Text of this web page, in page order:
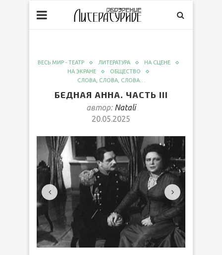
ВЕСЬ МИР - ТЕАТР ЛИТЕРАТУРА
НА СЦЕНЕ
НА ЭКРАНЕ
ОБЩЕСТВО
СЛОВА, СЛОВА, СЛОВА…
БЕДНАЯ АННА. ЧАСТЬ III
автор: Natali
20.05.2025